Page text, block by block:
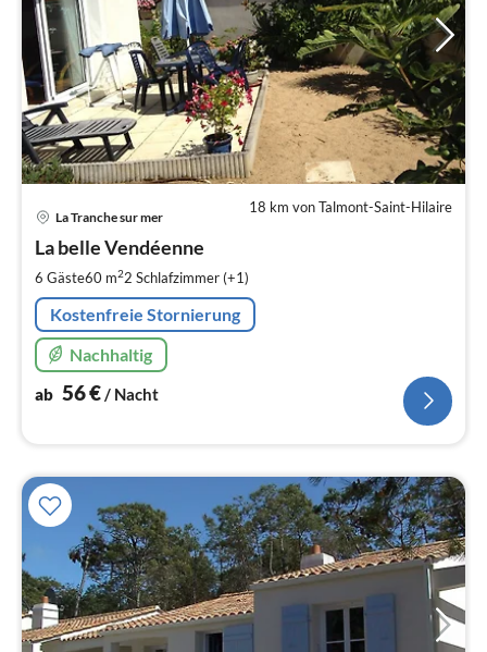
18 km von Talmont-Saint-Hilaire
La Tranche sur mer
La belle Vendéenne
6 Gäste60 m22 Schlafzimmer (+1)
Kostenfreie Stornierung
Nachhaltig
ab 56€/ Nacht